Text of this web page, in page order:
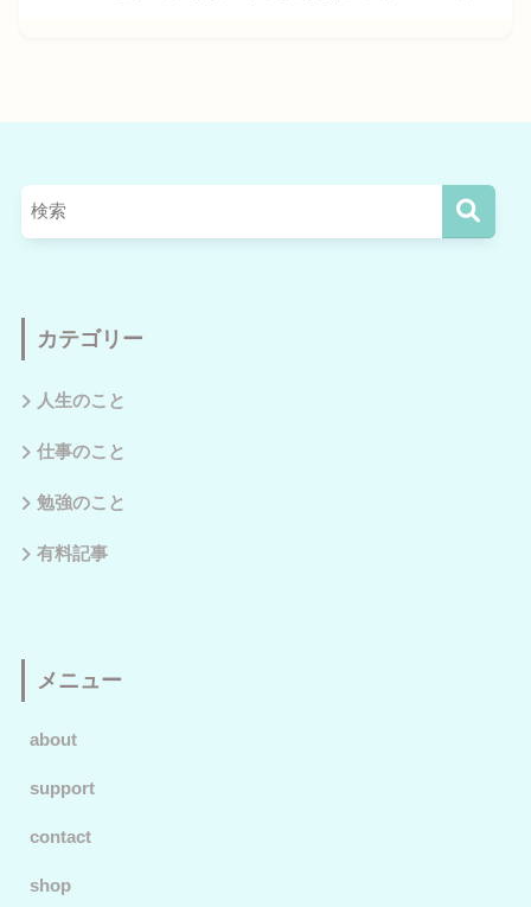
カテゴリー
人生のこと
仕事のこと
勉強のこと
有料記事
メニュー
about
support
contact
shop